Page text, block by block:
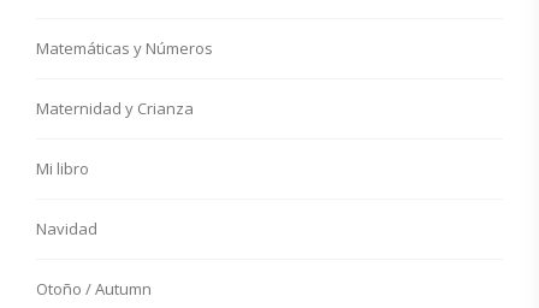
Matemáticas y Números
Maternidad y Crianza
Mi libro
Navidad
Otoño / Autumn